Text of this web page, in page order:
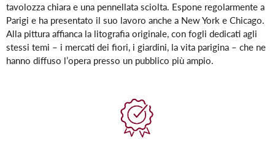
tavolozza chiara e una pennellata sciolta. Espone regolarmente a
Parigi e ha presentato il suo lavoro anche a New York e Chicago.
Alla pittura affianca la litografia originale, con fogli dedicati agli
stessi temi – i mercati dei fiori, i giardini, la vita parigina – che ne
hanno diffuso l’opera presso un pubblico più ampio.